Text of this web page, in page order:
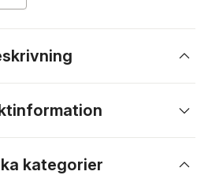
kategorier